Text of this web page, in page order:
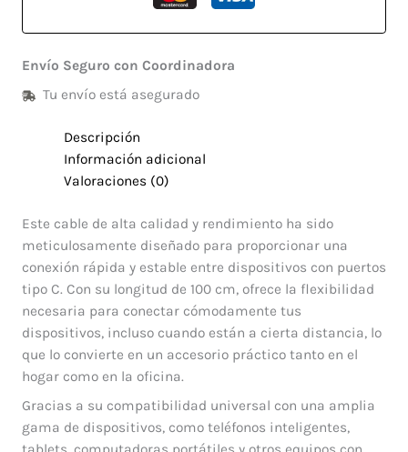
Envío Seguro con Coordinadora
Tu envío está asegurado
Descripción
Información adicional
Valoraciones (0)
Este cable de alta calidad y rendimiento ha sido
meticulosamente diseñado para proporcionar una
conexión rápida y estable entre dispositivos con puertos
tipo C. Con su longitud de 100 cm, ofrece la flexibilidad
necesaria para conectar cómodamente tus
dispositivos, incluso cuando están a cierta distancia, lo
que lo convierte en un accesorio práctico tanto en el
hogar como en la oficina.
Gracias a su compatibilidad universal con una amplia
gama de dispositivos, como teléfonos inteligentes,